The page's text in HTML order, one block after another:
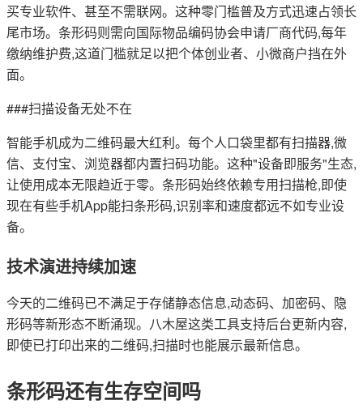
买专业软件、甚至不需联网。这种零门槛普及方式迅速占领长
尾市场。条形码则需向国际物品编码协会申请厂商代码,每年
缴纳维护费,这道门槛就足以把个体创业者、小微商户挡在外
面。
###扫描设备无处不在
智能手机成为二维码最大红利。每个人口袋里都有扫描器,微
信、支付宝、浏览器都内置扫码功能。这种"设备即服务"生态,
让使用成本无限趋近于零。条形码始终依赖专用扫描枪,即使
现在有些手机App能扫条形码,识别率和速度都远不如专业设
备。
技术演进持续加速
今天的二维码已不满足于存储静态信息,动态码、加密码、隐
形码等新形态不断涌现。八木屋这类工具支持后台更新内容,
即使已打印出来的二维码,扫描时也能展示最新信息。
条形码还有生存空间吗